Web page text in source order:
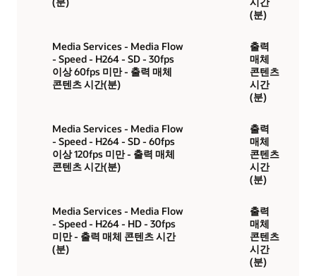
(분)
Media Services - Media Flow
- Speed - H264 - SD - 30fps
이상 60fps 미만 - 출력 매체
콘텐츠 시간(분)
출력
매체
콘텐츠
시간
(분)
Media Services - Media Flow
- Speed - H264 - SD - 60fps
이상 120fps 미만 - 출력 매체
콘텐츠 시간(분)
출력
매체
콘텐츠
시간
(분)
Media Services - Media Flow
- Speed - H264 - HD - 30fps
미만 - 출력 매체 콘텐츠 시간
(분)
출력
매체
콘텐츠
시간
(분)